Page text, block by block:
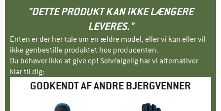
"DETTE PRODUKT KAN IKKE LÆNGERE
LEVERES."
Enten er der her tale om en ældre model, eller vi kan eller vil
ikke genbestille produktet hos producenten.
Du behøver ikke at give op! Selvfølgelig har vi alternativer
klar til dig:
GODKENDT AF ANDRE BJERGVENNER